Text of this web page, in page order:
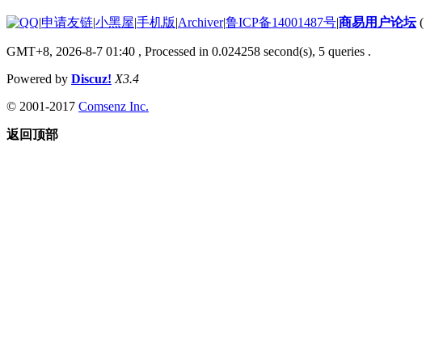
|申请友链|小黑屋|手机版|Archiver|鲁ICP备14001487号|商易用户论坛(
GMT+8, 2026-8-7 01:40 , Processed in 0.024258 second(s), 5 queries .
Powered by Discuz! X3.4
© 2001-2017 Comsenz Inc.
返回顶部